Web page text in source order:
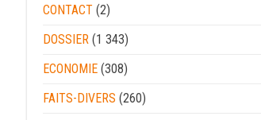
CONTACT (2)
DOSSIER (1 343)
ECONOMIE (308)
FAITS-DIVERS (260)